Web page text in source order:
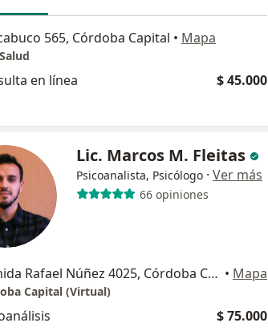
565, Córdoba Capital • Mapa
en línea $ 45.000
Lic. Marcos M. Fleitas
Psicoanalista, Psicólogo · Ver más
66 opiniones
Avenida Rafael Núñez 4025, Córdoba Capital • Mapa
Capital (Virtual)
$ 75.000